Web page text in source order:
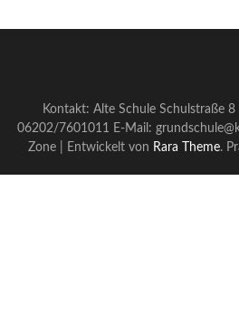
Kontakt: Alte Schule Schulstraße
06202/7601011 E-Mail:
Zone | Entwickelt von Rara Theme.